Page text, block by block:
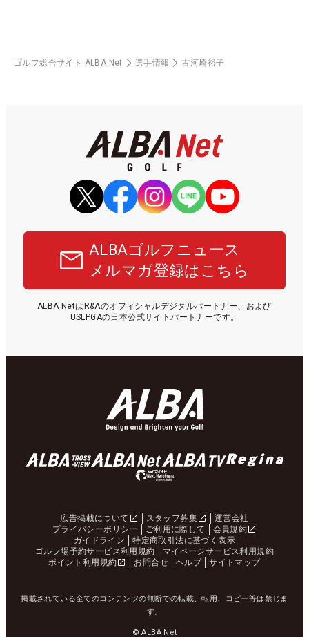
ゴルフ総合サイト ALBA Net 選手情報 古河崎裕子
ALBAゴルフニュース
メルマガ登録はこちら
ALBA NetはR&Aのオフィシャルデジタルパートナー、および
USLPGAの日本公式サイトパートナーです。
広告掲載について スタッフ募集
運営会社
プライバシーポリシー
ご利用に際して
会員規約
ガイドライン
特定商取引法に基づく表示
ゴルフ場予約サービス利用規約
マイページサービス利用規約
ポイント利用規約
お問合せ ヘルプ サイトマップ
掲載されている全てのコンテンツの無断での転載、転用、コピー等は禁じま
す。
© ALBA Net